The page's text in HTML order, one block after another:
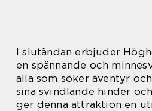
I slutändan erbjuder
en spännande och
alla som söker äventyr
sina svindlande hinder
ger denna attraktion en